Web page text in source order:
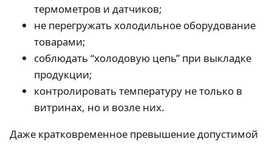
термометров и датчиков;
не перегружать холодильное оборудование
товарами;
соблюдать “холодовую цепь” при выкладке
продукции;
контролировать температуру не только в
витринах, но и возле них.
Даже кратковременное превышение допустимой